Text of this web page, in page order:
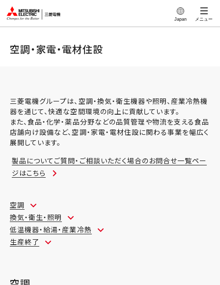
Japan メニュー
空調・家電・電材住設
三菱電機グループは、空調・換気・衛生機器や照明、産業冷熱機
器を通じて、快適な空間環境の向上に貢献しています。
また、食品・化学・薬品分野などの品質管理や物流を支える食品
店舗向け設備など、空調・家電・電材住設に関わる事業を幅広く
展開しています。
製品についてご質問・ご相談いただく場合のお問合せ一覧ペー
ジはこちら
空調
換気・衛生・照明
低温機器・給湯・産業冷熱
生産終了